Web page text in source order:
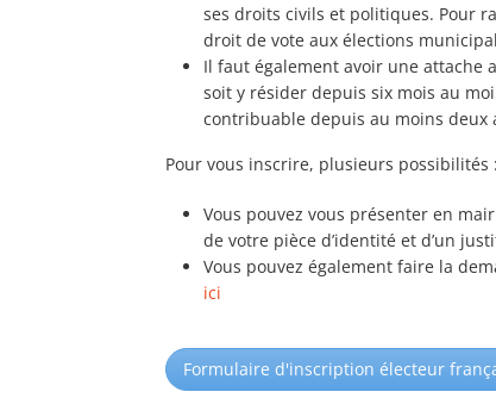
ses droits civils et politiques. Pour
droit de vote aux élections
Il faut également avoir une attache
soit y résider depuis six mois au
contribuable depuis au moins deux
Pour vous inscrire, plusieurs possibilités :
Vous pouvez vous présenter en
de votre pièce d’identité et d’un
Vous pouvez également faire la
ici
Formulaire d'inscription électeur